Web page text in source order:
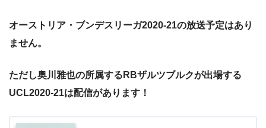
オーストリア・ブンデスリーガ2020-21の放送予定はあり
ません。
ただし奥川雅也の所属するRBザルツブルクが出場する
UCL2020-21は配信があります！